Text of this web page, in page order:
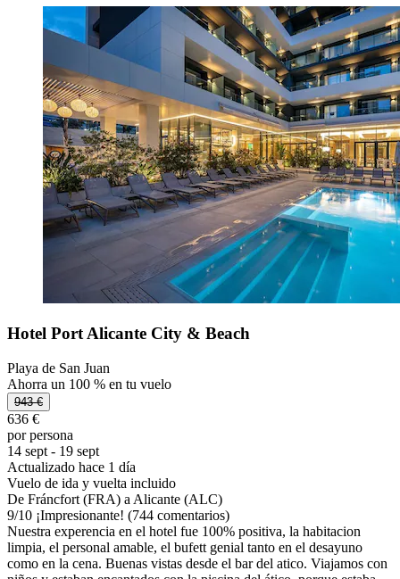
Hotel Port Alicante City & Beach
Playa de San Juan
Ahorra un 100 % en tu vuelo
943 €
636 €
por persona
14 sept - 19 sept
Actualizado hace 1 día
Vuelo de ida y vuelta incluido
De Fráncfort (FRA) a Alicante (ALC)
9/10 ¡Impresionante! (744 comentarios)
Nuestra experencia en el hotel fue 100% positiva, la habitacion
limpia, el personal amable, el bufett genial tanto en el desayuno
como en la cena. Buenas vistas desde el bar del atico. Viajamos con